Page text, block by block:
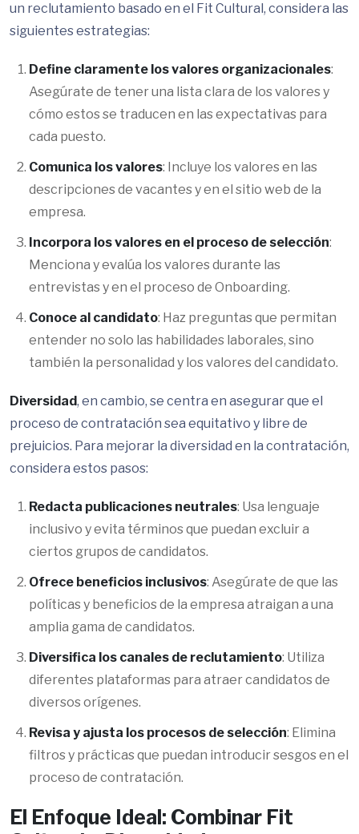
un reclutamiento basado en el Fit Cultural, considera las
siguientes estrategias:
Define claramente los valores organizacionales:
Asegúrate de tener una lista clara de los valores y
cómo estos se traducen en las expectativas para
cada puesto.
Comunica los valores: Incluye los valores en las
descripciones de vacantes y en el sitio web de la
empresa.
Incorpora los valores en el proceso de selección:
Menciona y evalúa los valores durante las
entrevistas y en el proceso de Onboarding.
Conoce al candidato: Haz preguntas que permitan
entender no solo las habilidades laborales, sino
también la personalidad y los valores del candidato.
Diversidad, en cambio, se centra en asegurar que el
proceso de contratación sea equitativo y libre de
prejuicios. Para mejorar la diversidad en la contratación,
considera estos pasos:
Redacta publicaciones neutrales: Usa lenguaje
inclusivo y evita términos que puedan excluir a
ciertos grupos de candidatos.
Ofrece beneficios inclusivos: Asegúrate de que las
políticas y beneficios de la empresa atraigan a una
amplia gama de candidatos.
Diversifica los canales de reclutamiento: Utiliza
diferentes plataformas para atraer candidatos de
diversos orígenes.
Revisa y ajusta los procesos de selección: Elimina
filtros y prácticas que puedan introducir sesgos en el
proceso de contratación.
El Enfoque Ideal: Combinar Fit